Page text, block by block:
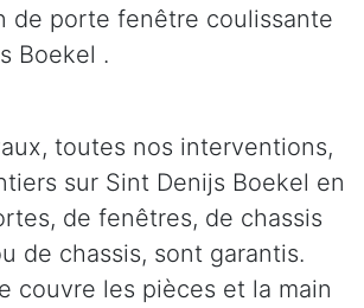
de porte fenêtre coulissante
Boekel .
toutes nos interventions,
sur Sint Denijs Boekel en
de fenêtres, de chassis
de chassis, sont garantis.
couvre les pièces et la main